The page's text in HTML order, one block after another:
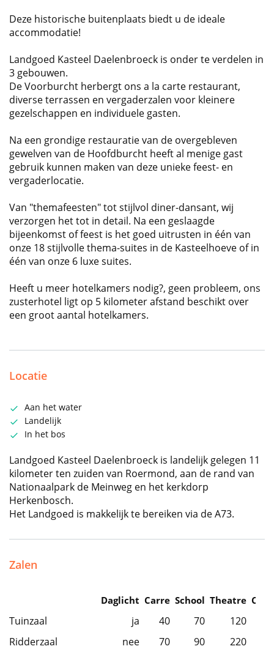
Deze historische buitenplaats biedt u de ideale
accommodatie!
Landgoed Kasteel Daelenbroeck is onder te verdelen in
3 gebouwen.
De Voorburcht herbergt ons a la carte restaurant,
diverse terrassen en vergaderzalen voor kleinere
gezelschappen en individuele gasten.
Na een grondige restauratie van de overgebleven
gewelven van de Hoofdburcht heeft al menige gast
gebruik kunnen maken van deze unieke feest- en
vergaderlocatie.
Van "themafeesten" tot stijlvol diner-dansant, wij
verzorgen het tot in detail. Na een geslaagde
bijeenkomst of feest is het goed uitrusten in één van
onze 18 stijlvolle thema-suites in de Kasteelhoeve of in
één van onze 6 luxe suites.
Heeft u meer hotelkamers nodig?, geen probleem, ons
zusterhotel ligt op 5 kilometer afstand beschikt over
een groot aantal hotelkamers.
Locatie
Aan het water
Landelijk
In het bos
Landgoed Kasteel Daelenbroeck is landelijk gelegen 11
kilometer ten zuiden van Roermond, aan de rand van
Nationaalpark de Meinweg en het kerkdorp
Herkenbosch.
Het Landgoed is makkelijk te bereiken via de A73.
Zalen
Daglicht Carre School Theatre
Tuinzaal ja 40 70
120
Ridderzaal
nee 70 90 220